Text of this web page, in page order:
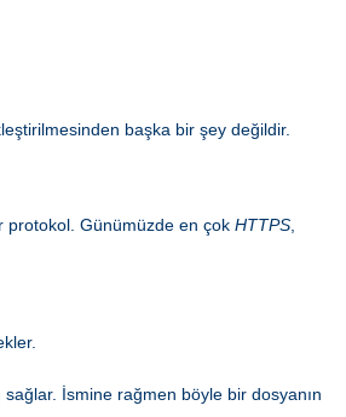
başka bir şey değildir.
protokol. Günümüzde en çok HTTPS
İsmine rağmen böyle bir dosyanın